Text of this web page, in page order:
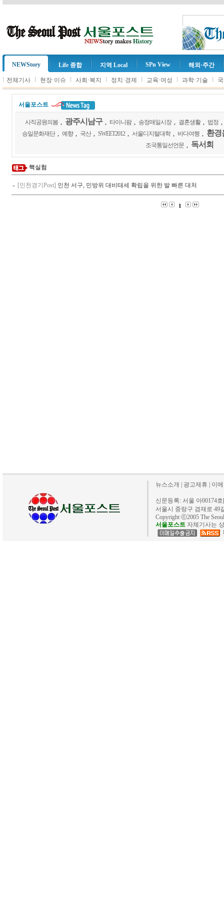
NEWStory Life 종합 지역 Local SPn View 해외·주간
l 전체기사 l 현장·이슈 l 사회·복지 l 정치·경제 l 교육·여성 l 과학·기술 l
서울포스트
사직공원의봄 광주시남구 타이니팜 송정매일시장 결혼생활 법정
승일문화재단
예향 국산 SWEET2012 서울디지털대학 바다여행 환경
조국통일선언문 독서회
핵실험
[인천경기Post] 인천 서구, 민방위 대비태세 확립을 위한 발 빠른 대처
1
뉴스소개 광고제휴 이
신문등록: 서울 아00174
서울시 중랑구 겸재로 49
Copyright ⓒ2005 The
서울포스트 자체기사는